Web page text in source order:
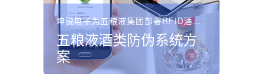
坤锐电子为五粮液集团部署RFID酒类防伪溯源系统，采用“...
五粮液酒类防伪系统方
案